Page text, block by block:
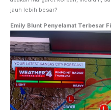
jauh lebih besar?
Emily Blunt Penyelamat Terbesar